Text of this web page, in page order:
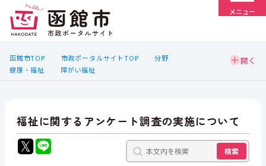
メニュー
函館市TOP 市政ポータルサイトTOP
分野
健康・福祉
障がい福祉
福祉に関するアンケート調査の実施について
検索